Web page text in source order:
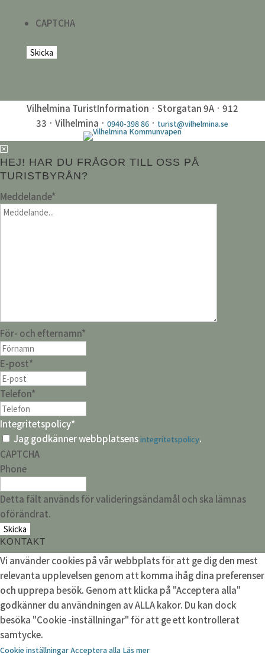
CAPTCHA
Vilhelmina TuristInformation · Storgatan 9A · 912
33 · Vilhelmina ·0940-398 86 · turist@vilhelmina.se
HEJ! HAR DU FRÅGOR TILL OSS PÅ
TURISTBYRÅN?
Meddelande*
För- och efternamn*
E-post*
Telefon*
Integritetspolicy*
Jag godkänner webbplatsensintegritetspolicy.
CAPTCHA
Phone
Detta fält används för valideringsändamål och ska lämnas
oförändrat.
KONTAKT
Vi använder cookies på vår webbplats för att ge dig den mest
relevanta upplevelsen genom att komma ihåg dina preferenser
och upprepa besök. Genom att klicka på "Acceptera alla"
godkänner du användningen av ALLA kakor. Du kan dock
besöka "Cookie -inställningar" för att ge ett kontrollerat
samtycke.
Cookie inställningarAcceptera alla Läs mer